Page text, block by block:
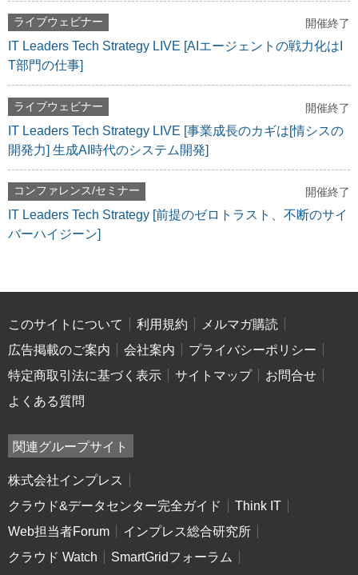
ライブウェビナー 開催終了
IT Leaders Tech Strategy LIVE [AIエージェントの戦力化はI
T部門の仕事]
ライブウェビナー 開催終了
IT Leaders Tech Strategy LIVE [事業成長のカギは[情シスの
開発力] 生成AI時代のシステム開発]
コンファレンス/セミナー 開催終了
IT Leaders Tech Strategy [前提のゼロトラスト、不断のサイ
バーハイジーン]
このサイトについて 利用規約
メルマガ購読
広告掲載のご案内
会社案内
プライバシーポリシー
特定商取引法に基づく表示
サイトマップ
お問合せ
よくある質問
関連グループサイト
株式会社インプレス
クラウド&データセンター完全ガイド
Think IT
Web担当者Forum
インプレス総合研究所
クラウド Watch
SmartGridフォーラム